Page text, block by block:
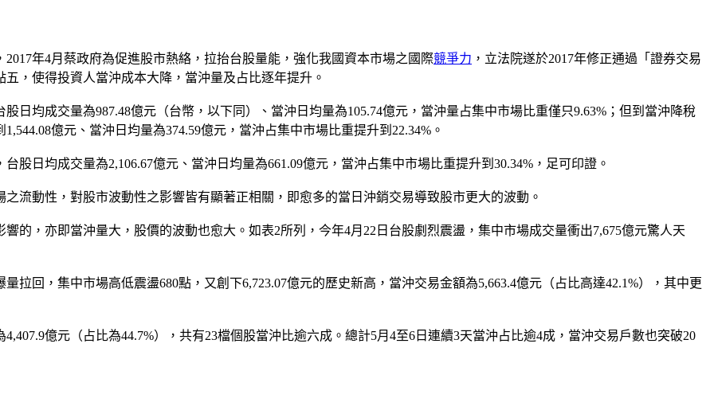
年4月蔡政府為促進股市熱絡，拉抬台股量能，強化我國資本市場之國際競爭力 ，立法院遂於2017年修正通過「證券交易
，使得投資人當沖成本大降，當沖量及占比逐年提升。
日均成交量為987.48億元（台幣，以下同）、當沖日均量為105.74億元，當沖量占集中市場比重僅只9.63%；但到當沖降稅
億元、當沖日均量為374.59億元，當沖占集中市場比重提升到22.34%。
股日均成交量為2,106.67億元、當沖日均量為661.09億元，當沖占集中市場比重提升到30.34%，足可印證。
流動性，對股市波動性之影響皆有顯著正相關，即愈多的當日沖銷交易導致股市更大的波動。
的，亦即當沖量大，股價的波動也愈大。如表2所列，今年4月22日台股劇烈震盪，集中市場成交量衝出7,675億元驚人天
拉回，集中市場高低震盪680點，又創下6,723.07億元的歷史新高，當沖交易金額為5,663.4億元（占比高達42.1%），其中更
億元（占比為44.7%），共有23檔個股當沖比逾六成。總計5月4至6日連續3天當沖占比逾4成，當沖交易戶數也突破20